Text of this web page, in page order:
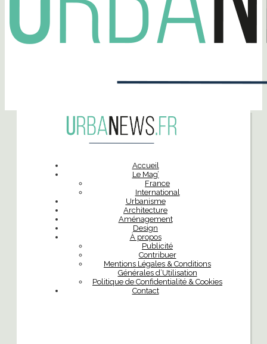
Accueil
Le Mag’
France
International
Urbanisme
Architecture
Aménagement
Design
À propos
Publicité
Contribuer
Mentions Légales & Conditions
Générales d’Utilisation
Politique de Confidentialité & Cookies
Contact